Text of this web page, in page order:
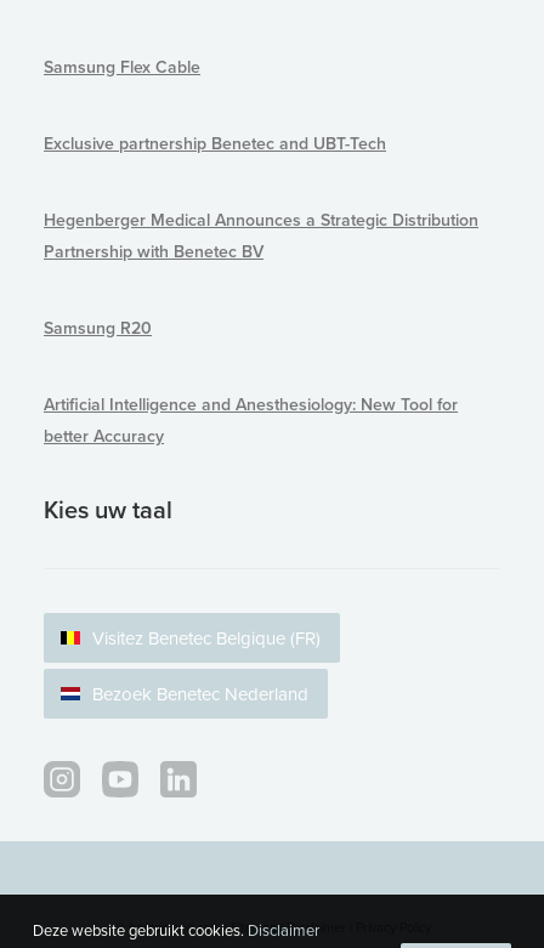
Samsung Flex Cable
Exclusive partnership Benetec and UBT-Tech
Hegenberger Medical Announces a Strategic Distribution
Partnership with Benetec BV
Samsung R20
Artificial Intelligence and Anesthesiology: New Tool for
better Accuracy
Kies uw taal
Visitez Benetec Belgique (FR)
Bezoek Benetec Nederland
© bentecmed.com |Sitemap|Disclaimer
Deze website gebruikt cookies. Disclaimer